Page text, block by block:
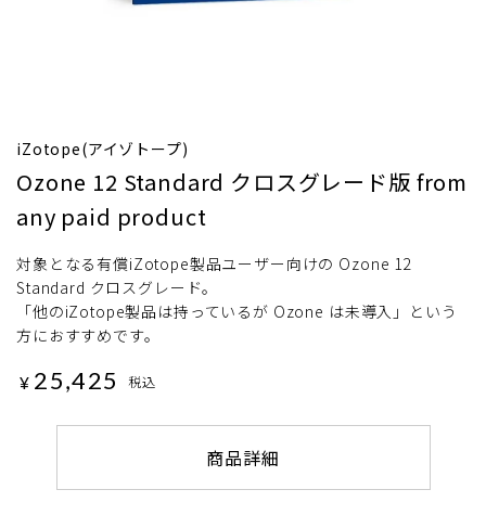
iZotope(アイゾトープ)
Ozone 12 Standard クロスグレード版 from
any paid product
対象となる有償iZotope製品ユーザー向けの Ozone 12
Standard クロスグレード。
「他のiZotope製品は持っているが Ozone は未導入」という
方におすすめです。
¥ 25,425 税込
商品詳細